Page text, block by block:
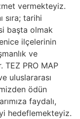
vermekteyiz.
sıra; tarihi
başta olmak
ilçelerinin
ve
TEZ PRO MAP
uluslararası
ödün
faydalı,
hedeflemekteyiz.